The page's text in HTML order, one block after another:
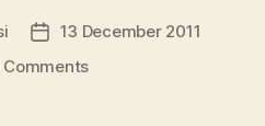
Post13 December 2011
Commentson